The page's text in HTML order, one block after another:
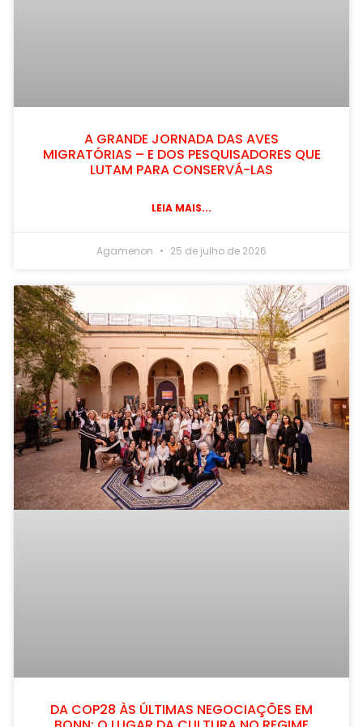
A GRANDE JORNADA DAS AVES
MIGRATÓRIAS – E DOS PESQUISADORES QUE
LUTAM PARA CONSERVÁ-LAS
LEIA MAIS...
Agamenon 25 de julho de 2026
DA COP28 ÀS ÚLTIMAS NEGOCIAÇÕES EM